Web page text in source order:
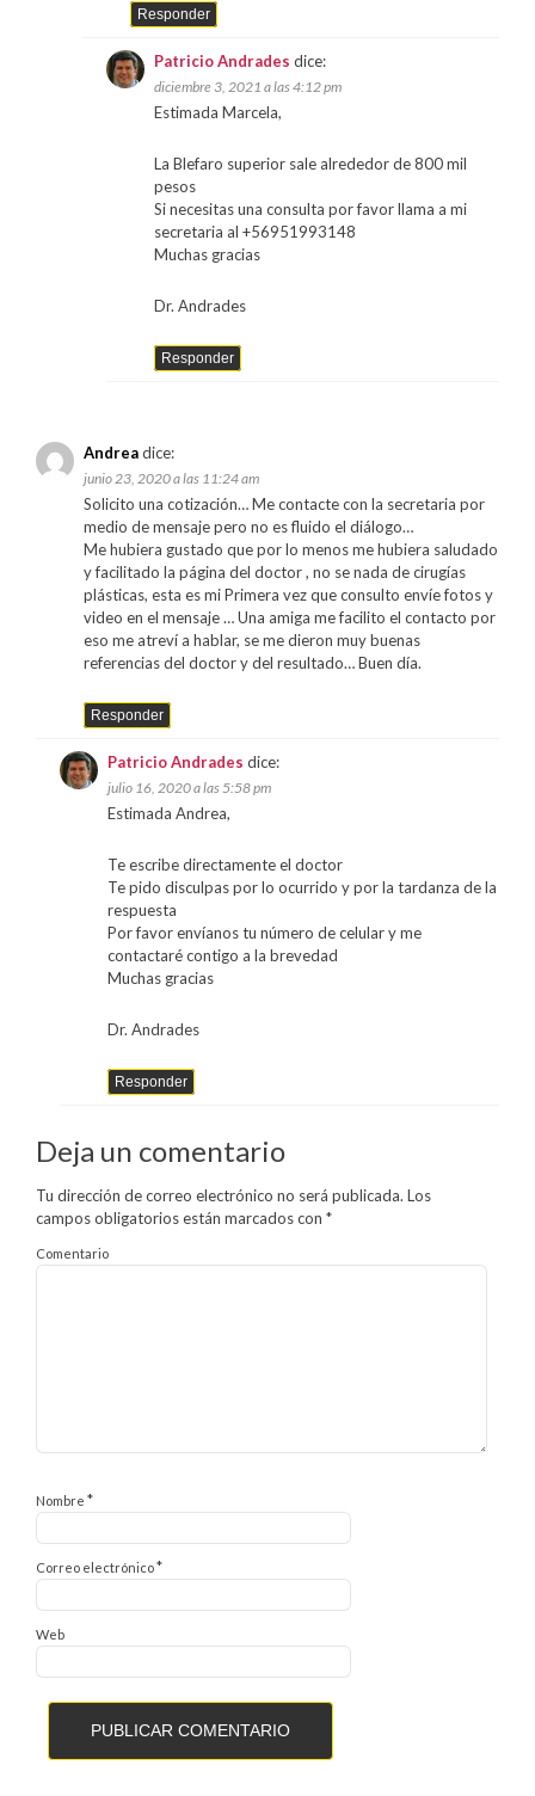
Responder
Patricio Andrades dice:
diciembre 3, 2021 a las 4:12 pm
Estimada Marcela,
La Blefaro superior sale alrededor de 800 mil
pesos
Si necesitas una consulta por favor llama a mi
secretaria al +56951993148
Muchas gracias
Dr. Andrades
Responder
Andreadice:
junio 23, 2020 a las 11:24 am
Solicito una cotización… Me contacte con la secretaria por
medio de mensaje pero no es fluido el diálogo…
Me hubiera gustado que por lo menos me hubiera saludado
y facilitado la página del doctor , no se nada de cirugías
plásticas, esta es mi Primera vez que consulto envíe fotos y
video en el mensaje … Una amiga me facilito el contacto por
eso me atreví a hablar, se me dieron muy buenas
referencias del doctor y del resultado… Buen día.
Responder
Patricio Andrades dice:
julio 16, 2020 a las 5:58 pm
Estimada Andrea,
Te escribe directamente el doctor
Te pido disculpas por lo ocurrido y por la tardanza de la
respuesta
Por favor envíanos tu número de celular y me
contactaré contigo a la brevedad
Muchas gracias
Dr. Andrades
Responder
Deja un comentario
Tu dirección de correo electrónico no será publicada. Los
campos obligatorios están marcados con *
Comentario
Nombre *
Correo electrónico*
Web